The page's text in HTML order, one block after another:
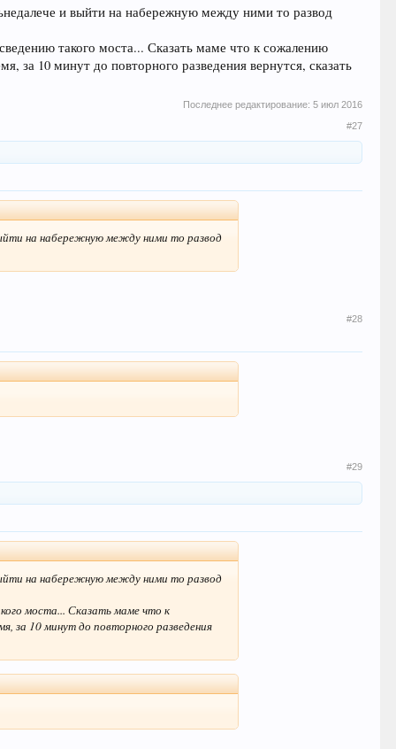
и выйти на набережную между ними то развод
такого моста... Сказать маме что к сожалению
за 10 минут до повторного разведения вернутся, сказать
Последнее редактирование: 5 июл 2016
#27
на набережную между ними то развод
#28
#29
на набережную между ними то развод
моста... Сказать маме что к
за 10 минут до повторного разведения